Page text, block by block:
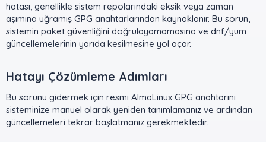
hatası, genellikle sistem repolarındaki eksik veya zaman
aşımına uğramış GPG anahtarlarından kaynaklanır. Bu sorun,
sistemin paket güvenliğini doğrulayamamasına ve dnf/yum
güncellemelerinin yarıda kesilmesine yol açar.
Hatayı Çözümleme Adımları​
Bu sorunu gidermek için resmi AlmaLinux GPG anahtarını
sisteminize manuel olarak yeniden tanımlamanız ve ardından
güncellemeleri tekrar başlatmanız gerekmektedir.